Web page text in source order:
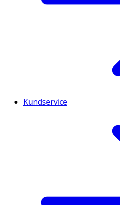
Kundservice